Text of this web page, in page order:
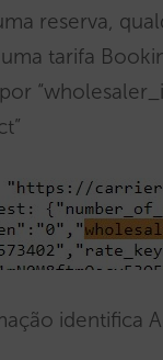
reserva,
tarifa
identifica